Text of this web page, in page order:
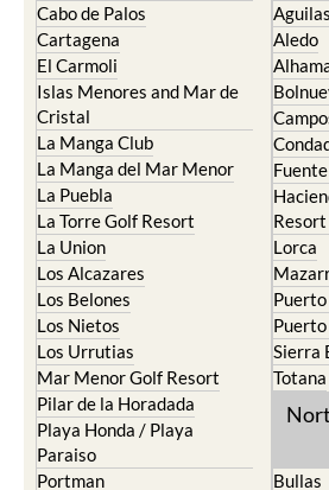
Cabo de Palos
Cartagena
El Carmoli
Islas Menores and Mar de
Cristal
La Manga Club
La Manga del Mar Menor
La Puebla
La Torre Golf Resort
La Union
Los Alcazares
Los Belones
Los Nietos
Los Urrutias
Mar Menor Golf Resort
Pilar de la Horadada
Playa Honda / Playa
Paraiso
Portman
Aguilas
Aledo
Resort
Lorca
Sierra
Totana
Bullas